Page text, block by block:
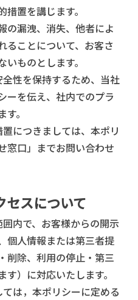
置を講じます。
の漏洩、消失、他者によ
ることについて、お客さ
ものとします。
性を保持するため、当社
ーを伝え、社内でのプラ
。
につきましては、本ポリ
窓口」までお問い合わせ
セスについて
内で、お客様からの開示
個人情報または第三者提
削除、利用の停止・第三
）に対応いたします。
は，本ポリシーに定める